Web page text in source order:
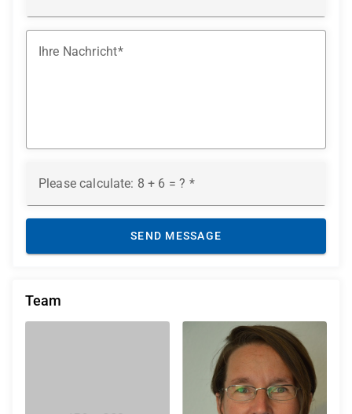
Ihre Nachricht
Please calculate: 8 + 6 = ?
SEND MESSAGE
Team